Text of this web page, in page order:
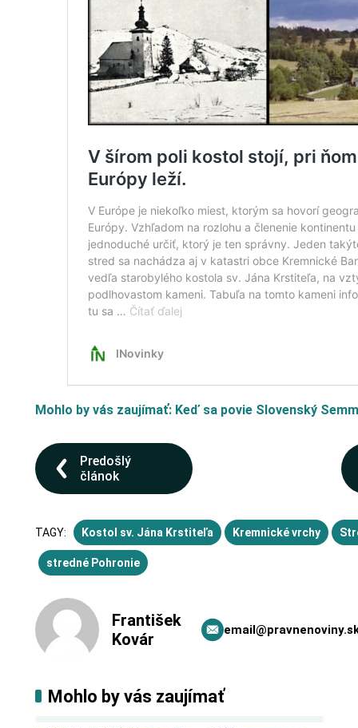
Mohlo by vás zaujímať: Keď sa povie Slovenský
Predošlý
článok
TAGY: Kostol sv. Jána Krstiteľa Kremnické vrchy
stredné Pohronie
František
Kovár
Mohlo by vás zaujímať